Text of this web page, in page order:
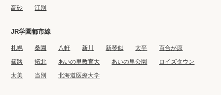
高砂
江別
JR学園都市線
札幌 桑園 八軒 新川 新琴似 太平
百合が原
篠路
拓北 あいの里教育大 あいの里公園
ロイズタウン
太美
当別 北海道医療大学